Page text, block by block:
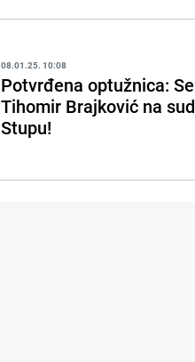
08.01.25. 10:08
Potvrđena optužnica:
Tihomir Brajković na
Stupu!